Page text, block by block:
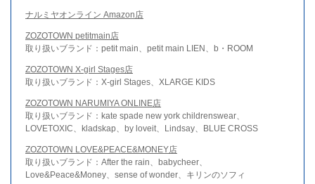
ナルミヤオンライン Amazon店
ZOZOTOWN petitmain店
取り扱いブランド：petit main、petit main LIEN、b・ROOM
ZOZOTOWN X-girl Stages店
取り扱いブランド：X-girl Stages、XLARGE KIDS
ZOZOTOWN NARUMIYA ONLINE店
取り扱いブランド：kate spade new york childrenswear、
LOVETOXIC、kladskap、by loveit、Lindsay、BLUE CROSS
ZOZOTOWN LOVE&PEACE&MONEY店
取り扱いブランド：After the rain、babycheer、
Love&Peace&Money、sense of wonder、キリンのソフィ